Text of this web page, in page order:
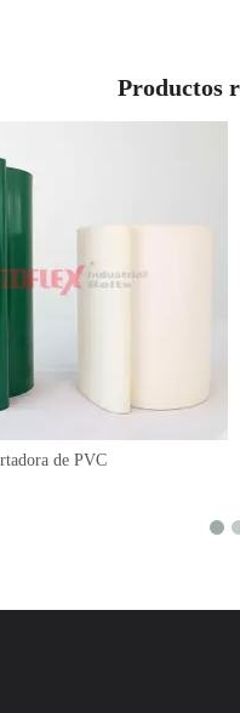
Productos
de PVC